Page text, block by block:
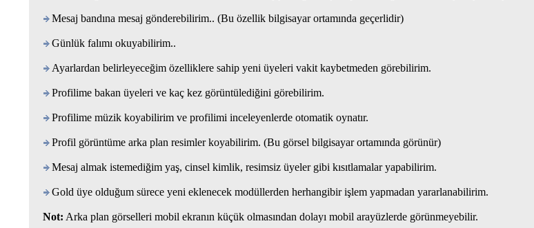
Mesaj bandına mesaj gönderebilirim.. (Bu özellik bilgisayar ortamında geçerlidir)
Günlük falımı okuyabilirim..
Ayarlardan belirleyeceğim özelliklere sahip yeni üyeleri vakit kaybetmeden görebilirim.
Profilime bakan üyeleri ve kaç kez görüntülediğini görebilirim.
Profilime müzik koyabilirim ve profilimi inceleyenlerde otomatik oynatır.
Profil görüntüme arka plan resimler koyabilirim. (Bu görsel bilgisayar ortamında görünür)
Mesaj almak istemediğim yaş, cinsel kimlik, resimsiz üyeler gibi kısıtlamalar yapabilirim.
Gold üye olduğum sürece yeni eklenecek modüllerden herhangibir işlem yapmadan yararlanabilirim.
Not: Arka plan görselleri mobil ekranın küçük olmasından dolayı mobil arayüzlerde görünmeyebilir.